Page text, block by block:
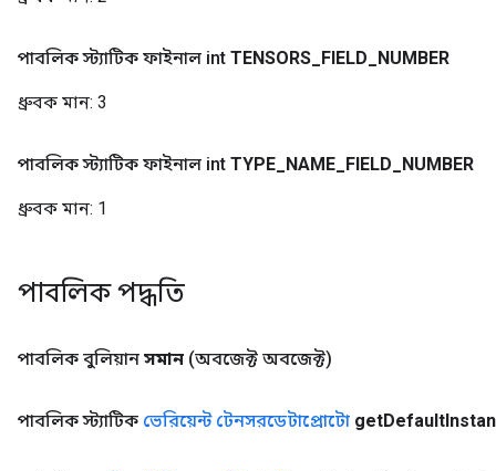
পাবলিক স্ট্যাটিক ফাইনাল int TENSORS FIELD NUMBER
ধ্রুবক মান: 3
পাবলিক স্ট্যাটিক ফাইনাল int TYPE NAME FIELD NUMBER
ধ্রুবক মান: 1
পাবলিক পদ্ধতি
পাবলিক বুলিয়ান সমান (অবজেক্ট অবজেক্ট)
পাবলিক স্ট্যাটিক ভেরিয়েন্ট টেনসরডেটাপ্রোটো getDefault